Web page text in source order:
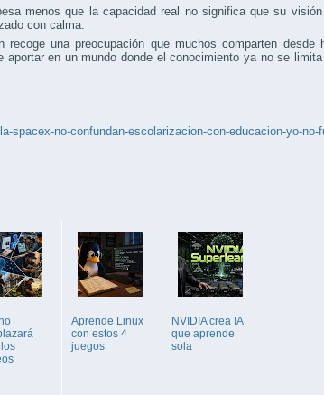
menos que la capacidad real no significa que su
con calma.
una preocupación que muchos comparten desde
en un mundo donde el conocimiento ya no se
spacex-no-confundan-escolarizacion-con-educacion-yo-no-
Aprende Linux
con estos 4
juegos
NVIDIA crea IA
que aprende
sola